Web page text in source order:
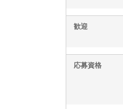
歓迎
応募資格